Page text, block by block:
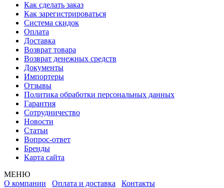
Как сделать заказ
Как зарегистрироваться
Система скидок
Оплата
Доставка
Возврат товара
Возврат денежных средств
Документы
Импортеры
Отзывы
Политика обработки персональных данных
Гарантия
Сотрудничество
Новости
Статьи
Вопрос-ответ
Бренды
Карта сайта
МЕНЮ
О компании Оплата и доставка Контакты